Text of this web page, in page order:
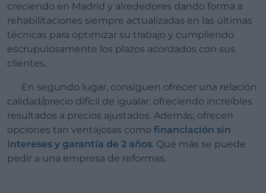
creciendo en Madrid y alrededores dando forma a
rehabilitaciones siempre actualizadas en las últimas
técnicas para optimizar su trabajo y cumpliendo
escrupulosamente los plazos acordados con sus
clientes.
En segundo lugar, consiguen ofrecer una relación
calidad/precio difícil de igualar, ofreciendo increíbles
resultados a precios ajustados. Además, ofrecen
opciones tan ventajosas como financiación sin
intereses y garantía de 2 años. Qué más se puede
pedir a una empresa de reformas.